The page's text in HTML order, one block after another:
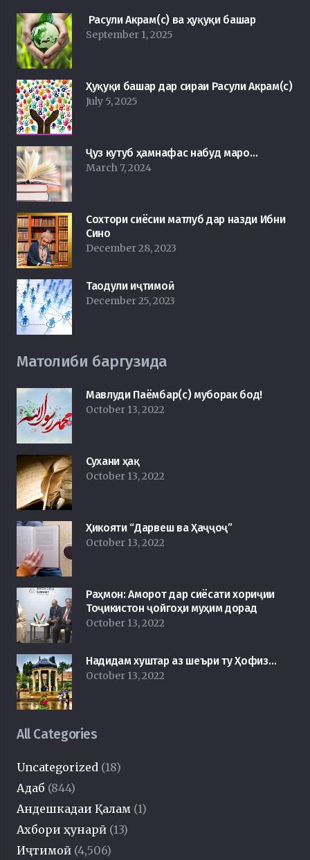
Расули Акрам(с) ва ҳуқуқи башар
September 1, 2025
Ҳуқуқи башар дар сираи Расули Акрам(с)
July 5, 2025
Ҷуз кутуб ҳамнафас набуд маро…
March 7, 2024
Сохтори сиёсии матлуб дар назди Ибни
Сино
December 28, 2023
Таодули иҷтимоӣ
December 25, 2023
Матолиби баргузида
Мавлуди Паёмбар(с) муборак бод!
October 13, 2022
Сухани ҳақ
October 13, 2022
Ҳикояти “Дарвеш ва Ҳаҷҷоҷ”
October 13, 2022
Раҳмон: Аморот дар сиёсати хориҷии
Тоҷикистон ҷойгоҳи муҳим дорад
October 13, 2022
Надидам хуштар аз шеъри ту Ҳофиз…
October 13, 2022
All Categories
Uncategorized (18)
Адаб (844)
Андешкадаи Қалам (1)
Ахбори ҳунарӣ (13)
Иҷтимоӣ (4,506)